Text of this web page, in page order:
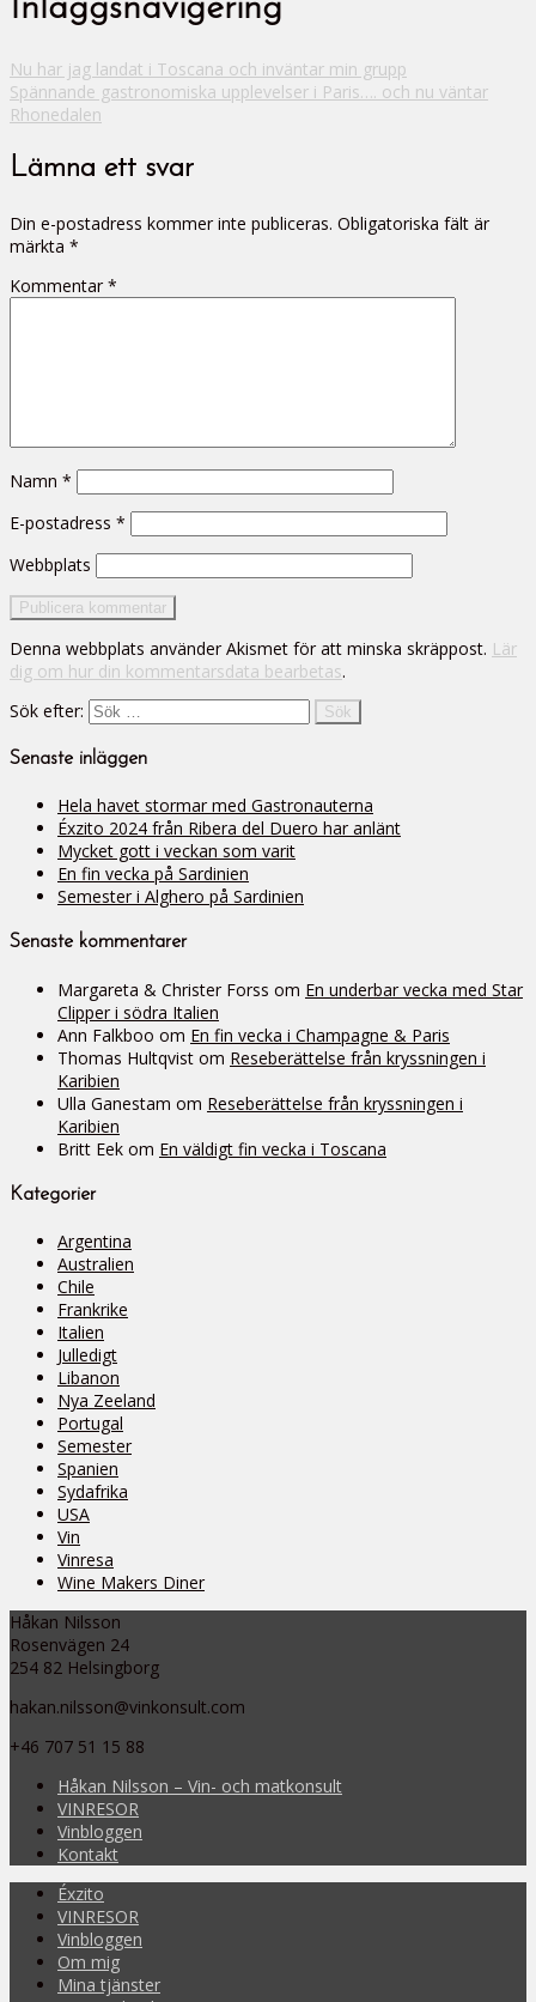
Inläggsnavigering
Nu har jag landat i Toscana och inväntar min grupp
Spännande gastronomiska upplevelser i Paris…. och nu väntar
Rhonedalen
Lämna ett svar
Din e-postadress kommer inte publiceras. Obligatoriska fält är
märkta *
Kommentar *
Namn *
E-postadress *
Webbplats
Denna webbplats använder Akismet för att minska skräppost. Lär
dig om hur din kommentarsdata bearbetas.
Sök efter:
Senaste inläggen
Hela havet stormar med Gastronauterna
Éxzito 2024 från Ribera del Duero har anlänt
Mycket gott i veckan som varit
En fin vecka på Sardinien
Semester i Alghero på Sardinien
Senaste kommentarer
Margareta & Christer Forss om En underbar vecka med Star
Clipper i södra Italien
Ann Falkboo om En fin vecka i Champagne & Paris
Thomas Hultqvist om Reseberättelse från kryssningen i
Karibien
Ulla Ganestam om Reseberättelse från kryssningen i
Karibien
Britt Eek om En väldigt fin vecka i Toscana
Kategorier
Argentina
Australien
Chile
Frankrike
Italien
Julledigt
Libanon
Nya Zeeland
Portugal
Semester
Spanien
Sydafrika
USA
Vin
Vinresa
Wine Makers Diner
Håkan Nilsson
Rosenvägen 24
254 82 Helsingborg
hakan.nilsson@vinkonsult.com
+46 707 51 15 88
Håkan Nilsson – Vin- och matkonsult
VINRESOR
Vinbloggen
Kontakt
Éxzito
VINRESOR
Vinbloggen
Om mig
Mina tjänster